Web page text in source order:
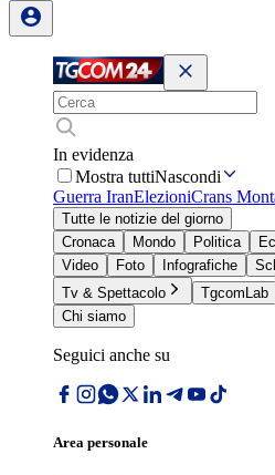
In evidenza
Mostra tuttiNascondi
Guerra IranElezioniCrans
Tutte le notizie del giorno
Cronaca
Mondo Politica
Video
Foto Infografiche
Tv & Spettacolo
TgcomLab
Chi siamo
Seguici anche su
Area personale